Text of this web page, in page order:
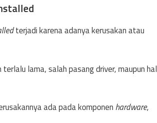
terjadi karena adanya kerusakan atau
terlalu lama, salah pasang driver, maupun hal
ada pada komponen hardware,